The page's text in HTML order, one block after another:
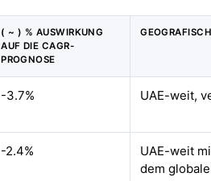
( ~ ) % AUSWIRKUNG
AUF DIE CAGR-
PROGNOSE
-3.7% UAE-weit,
-2.4%
UAE-weit
dem